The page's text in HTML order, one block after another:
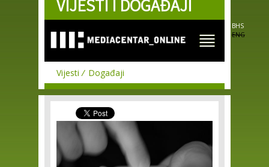
Skip to
main
VIJESTI I DOGAĐAJI
BHS
ENG
Vijesti Događaji